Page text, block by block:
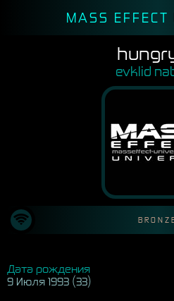
MASS EFFECT
evklid
Дата рождения
9 Июля 1993 (33)